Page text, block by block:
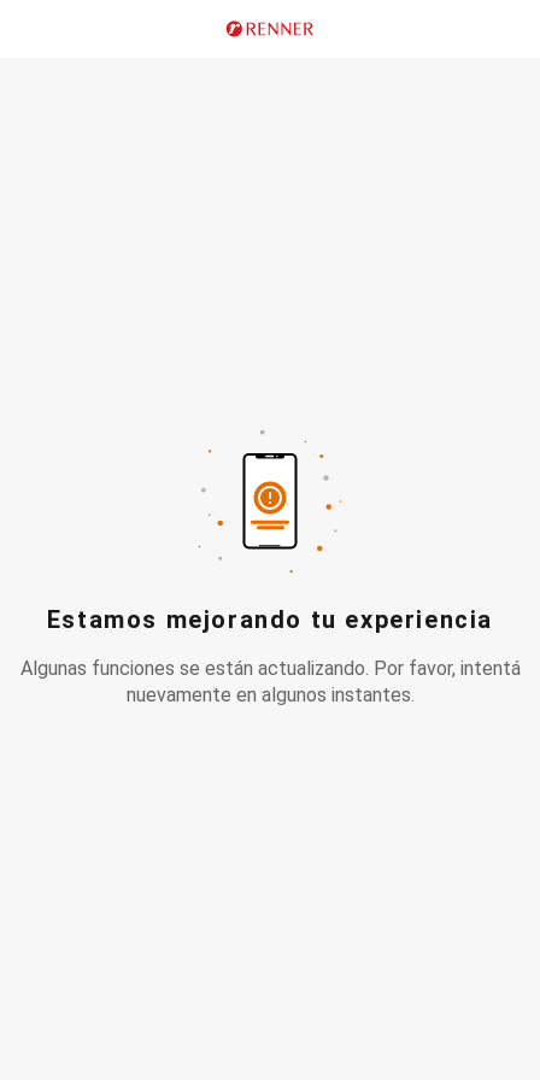
Estamos mejorando tu experiencia
Algunas funciones se están actualizando. Por favor, intentá
nuevamente en algunos instantes.